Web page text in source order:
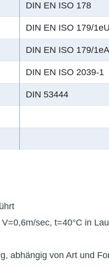
DIN EN ISO 178
DIN EN ISO 179/1eU
DIN EN ISO 179/1eA
DIN EN ISO 2039-1
DIN 53444
sec, t=40°C in
abhängig von Art und